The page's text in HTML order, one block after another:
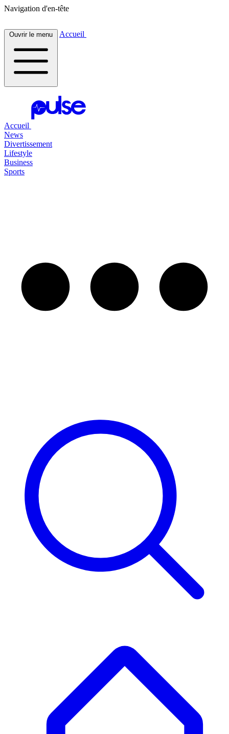
Navigation d'en-tête
Ouvrir le menu Accueil
Accueil
News
Divertissement
Lifestyle
Business
Sports